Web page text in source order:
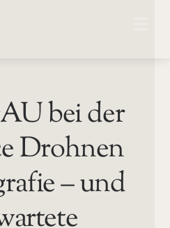
bei der
Drohnen
– und